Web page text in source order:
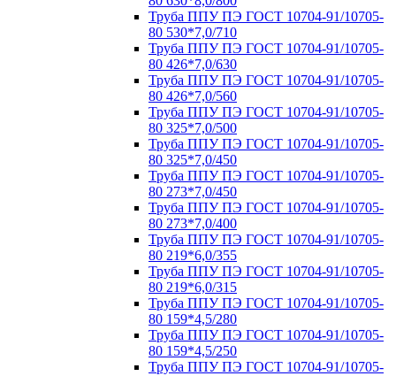
Труба ППУ ПЭ ГОСТ 10704-91/10705-
80 530*7,0/710
Труба ППУ ПЭ ГОСТ 10704-91/10705-
80 426*7,0/630
Труба ППУ ПЭ ГОСТ 10704-91/10705-
80 426*7,0/560
Труба ППУ ПЭ ГОСТ 10704-91/10705-
80 325*7,0/500
Труба ППУ ПЭ ГОСТ 10704-91/10705-
80 325*7,0/450
Труба ППУ ПЭ ГОСТ 10704-91/10705-
80 273*7,0/450
Труба ППУ ПЭ ГОСТ 10704-91/10705-
80 273*7,0/400
Труба ППУ ПЭ ГОСТ 10704-91/10705-
80 219*6,0/355
Труба ППУ ПЭ ГОСТ 10704-91/10705-
80 219*6,0/315
Труба ППУ ПЭ ГОСТ 10704-91/10705-
80 159*4,5/280
Труба ППУ ПЭ ГОСТ 10704-91/10705-
80 159*4,5/250
Труба ППУ ПЭ ГОСТ 10704-91/10705-